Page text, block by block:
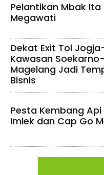
Pelantikan Mbak
Megawati
Dekat Exit Tol
Kawasan
Magelang Jadi
Bisnis
Pesta Kembang
Imlek dan Cap Go